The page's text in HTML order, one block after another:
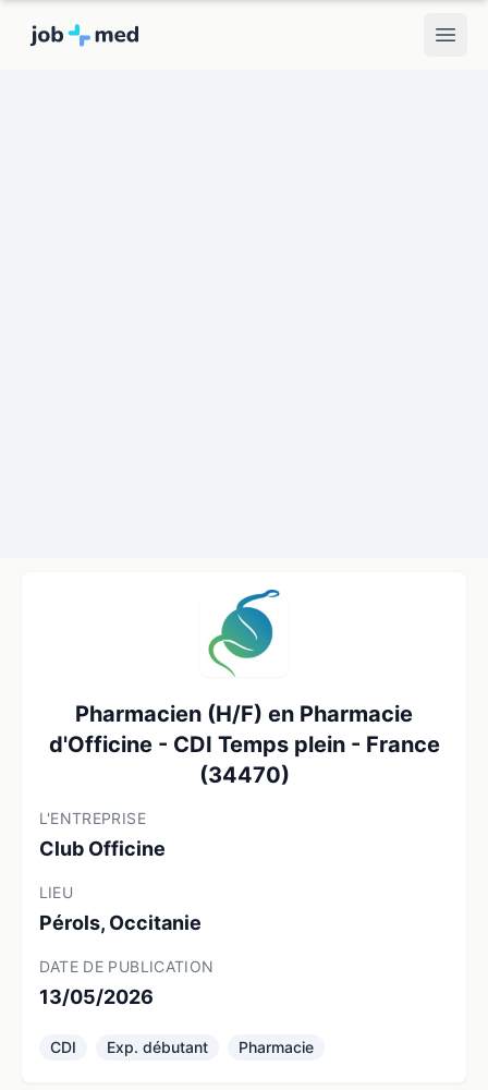
Pharmacien (H/F) en Pharmacie
d'Officine - CDI Temps plein - France
(34470)
L'ENTREPRISE
Club Officine
LIEU
Pérols, Occitanie
DATE DE PUBLICATION
13/05/2026
CDI Exp. débutant Pharmacie